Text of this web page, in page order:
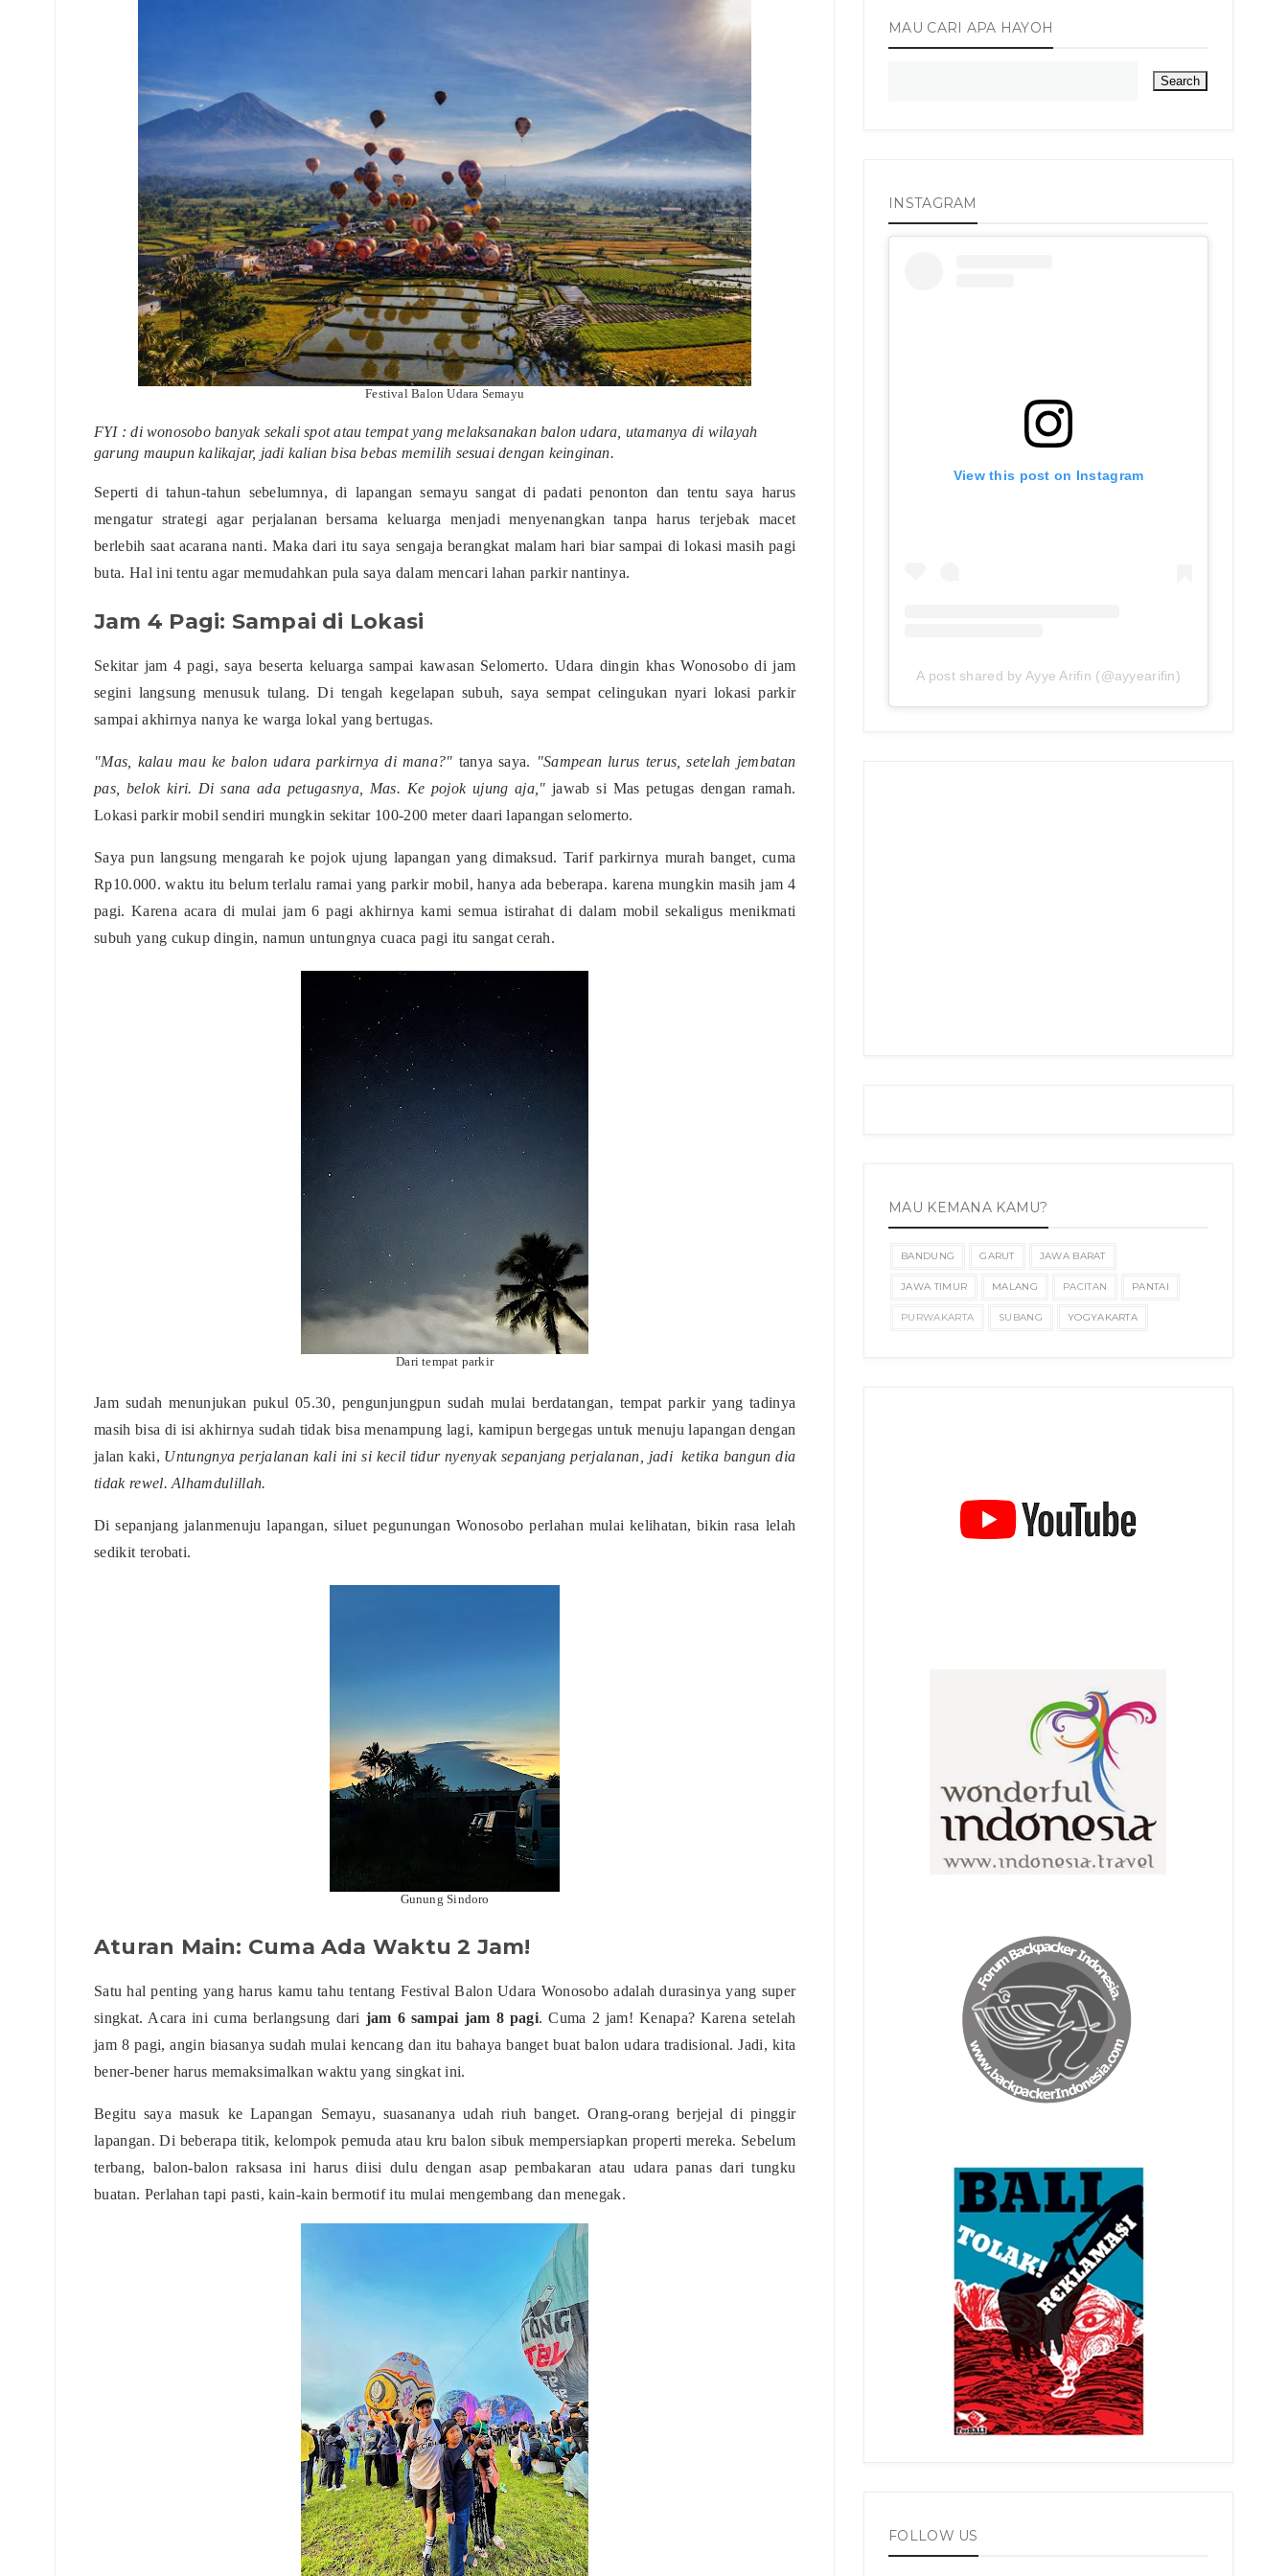
Festival Balon Udara Semayu
FYI : di wonosobo banyak sekali spot atau tempat yang melaksanakan balon udara, utamanya di wilayah
garung maupun kalikajar, jadi kalian bisa bebas memilih sesuai dengan keinginan.
Seperti di tahun-tahun sebelumnya, di lapangan semayu sangat di padati penonton dan tentu saya harus
mengatur strategi agar perjalanan bersama keluarga menjadi menyenangkan tanpa harus terjebak macet
berlebih saat acarana nanti. Maka dari itu saya sengaja berangkat malam hari biar sampai di lokasi masih pagi
buta. Hal ini tentu agar memudahkan pula saya dalam mencari lahan parkir nantinya.
Jam 4 Pagi: Sampai di Lokasi
Sekitar jam 4 pagi, saya beserta keluarga sampai kawasan Selomerto. Udara dingin khas Wonosobo di jam
segini langsung menusuk tulang. Di tengah kegelapan subuh, saya sempat celingukan nyari lokasi parkir
sampai akhirnya nanya ke warga lokal yang bertugas.
"Mas, kalau mau ke balon udara parkirnya di mana?" tanya saya. "Sampean lurus terus, setelah jembatan
pas, belok kiri. Di sana ada petugasnya, Mas. Ke pojok ujung aja," jawab si Mas petugas dengan ramah.
Lokasi parkir mobil sendiri mungkin sekitar 100-200 meter daari lapangan selomerto.
Saya pun langsung mengarah ke pojok ujung lapangan yang dimaksud. Tarif parkirnya murah banget, cuma
Rp10.000. waktu itu belum terlalu ramai yang parkir mobil, hanya ada beberapa. karena mungkin masih jam 4
pagi. Karena acara di mulai jam 6 pagi akhirnya kami semua istirahat di dalam mobil sekaligus menikmati
subuh yang cukup dingin, namun untungnya cuaca pagi itu sangat cerah.
Dari tempat parkir
Jam sudah menunjukan pukul 05.30, pengunjungpun sudah mulai berdatangan, tempat parkir yang tadinya
masih bisa di isi akhirnya sudah tidak bisa menampung lagi, kamipun bergegas untuk menuju lapangan dengan
jalan kaki, Untungnya perjalanan kali ini si kecil tidur nyenyak sepanjang perjalanan, jadi ketika bangun dia
tidak rewel. Alhamdulillah.
Di sepanjang jalanmenuju lapangan, siluet pegunungan Wonosobo perlahan mulai kelihatan, bikin rasa lelah
sedikit terobati.
Gunung Sindoro
Aturan Main: Cuma Ada Waktu 2 Jam!
Satu hal penting yang harus kamu tahu tentang Festival Balon Udara Wonosobo adalah durasinya yang super
singkat. Acara ini cuma berlangsung dari jam 6 sampai jam 8 pagi. Cuma 2 jam! Kenapa? Karena setelah
jam 8 pagi, angin biasanya sudah mulai kencang dan itu bahaya banget buat balon udara tradisional. Jadi, kita
bener-bener harus memaksimalkan waktu yang singkat ini.
Begitu saya masuk ke Lapangan Semayu, suasananya udah riuh banget. Orang-orang berjejal di pinggir
lapangan. Di beberapa titik, kelompok pemuda atau kru balon sibuk mempersiapkan properti mereka. Sebelum
terbang, balon-balon raksasa ini harus diisi dulu dengan asap pembakaran atau udara panas dari tungku
buatan. Perlahan tapi pasti, kain-kain bermotif itu mulai mengembang dan menegak.
MAU CARI APA HAYOH
INSTAGRAM
View this post on Instagram
A post shared by Ayye Arifin (@ayyearifin)
MAU KEMANA KAMU?
BANDUNG GARUT JAWA BARAT
JAWA TIMUR MALANG PACITAN PANTAI
PURWAKARTA SUBANG YOGYAKARTA
FOLLOW US